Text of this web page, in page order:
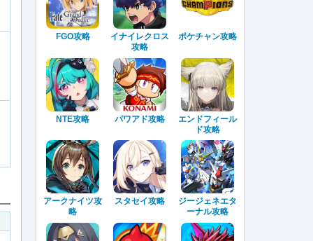
FGO攻略
イナイレクロス
攻略
ポケチャン攻略
NTE攻略 パワアド攻略
エンドフィール
ド攻略
アークナイツ攻
略
スタセイ攻略
ジージェネエタ
ーナル攻略